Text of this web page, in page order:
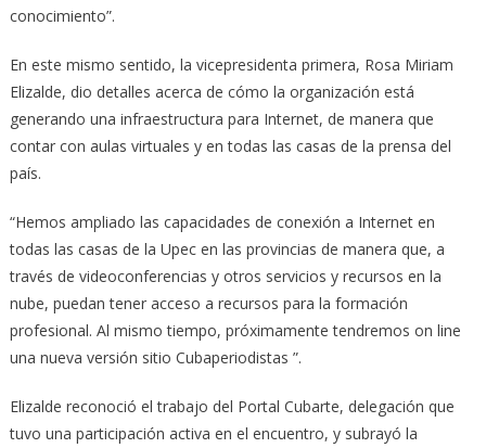
conocimiento”.
En este mismo sentido, la vicepresidenta primera, Rosa Miriam
Elizalde, dio detalles acerca de cómo la organización está
generando una infraestructura para Internet, de manera que
contar con aulas virtuales y en todas las casas de la prensa del
país.
“Hemos ampliado las capacidades de conexión a Internet en
todas las casas de la Upec en las provincias de manera que, a
través de videoconferencias y otros servicios y recursos en la
nube, puedan tener acceso a recursos para la formación
profesional. Al mismo tiempo, próximamente tendremos on line
una nueva versión sitio Cubaperiodistas ”.
Elizalde reconoció el trabajo del Portal Cubarte, delegación que
tuvo una participación activa en el encuentro, y subrayó la